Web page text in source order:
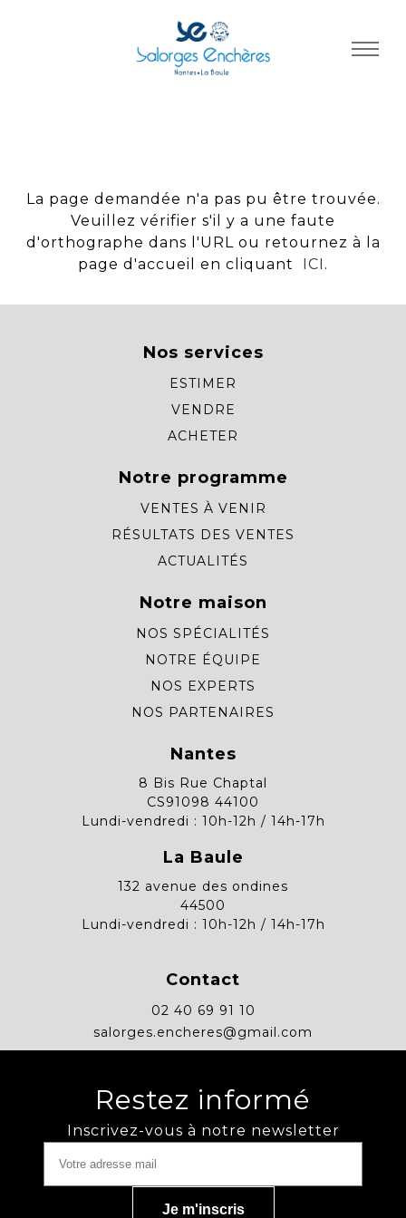
La page demandée n'a pas pu être trouvée.
Veuillez vérifier s'il y a une faute
d'orthographe dans l'URL ou retournez à la
page d'accueil en cliquant
ICI .
Nos services
ESTIMER
VENDRE
ACHETER
Notre programme
VENTES À VENIR
RÉSULTATS DES VENTES
ACTUALITÉS
Notre maison
NOS SPÉCIALITÉS
NOTRE ÉQUIPE
NOS EXPERTS
NOS PARTENAIRES
Nantes
8 Bis Rue Chaptal
CS91098 44100
Lundi-vendredi : 10h-12h / 14h-17h
La Baule
132 avenue des ondines
44500
Lundi-vendredi : 10h-12h / 14h-17h
Contact
02 40 69 91 10
salorges.encheres@gmail.com
Restez informé
Inscrivez-vous à notre newsletter